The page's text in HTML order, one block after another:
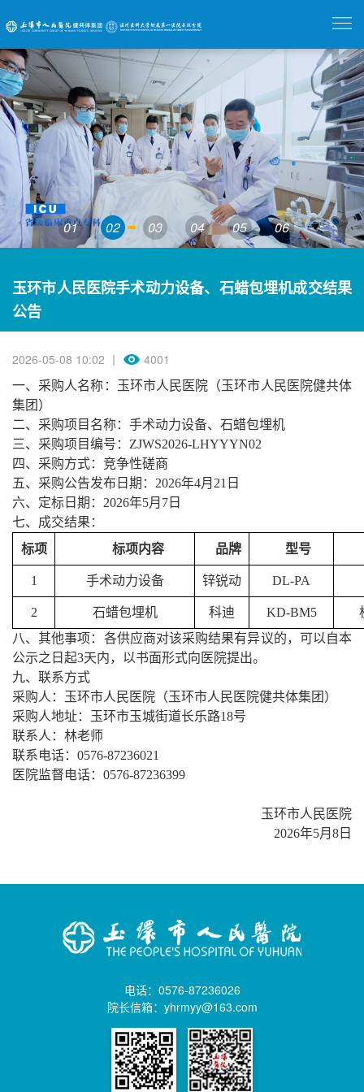
01 02 03 04 05 06
玉环市人民医院手术动力设备、石蜡包埋机成交结果
公告
2026-05-08 10:02 丨 4001
一、采购人名称：玉环市人民医院（玉环市人民医院健共体
集团）
二、采购项目名称： 手术动力设备、石蜡包埋机
三、采购项目编号： ZJWS2026-LHYYYN02
四、采购方式：竞争性磋商
五、采购公告发布日期： 2026年4月21日
六、定标日期： 2026年5月7日
七、成交结果：
标项
标项内容 品牌 型号
1 手术动力设备 锌锐动 DL-PA
2 石蜡包埋机 科迪 KD-BM5
八、其他事项：各供应商对该采购结果有异议的，可以自本
公示之日起3天内，以书面形式向医院提出。
九、联系方式
采购人：玉环市人民医院（玉环市人民医院健共体集团）
采购人地址：玉环市玉城街道长乐路18号
联系人：林老师
联系电话： 0576-87236021
医院监督电话： 0576-87236399
玉环市人民医院
2026年5月8日
电话：0576-87236026
院长信箱：yhrmyy@163.com